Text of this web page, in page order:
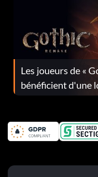
Les joueurs de «
bénéficient d'une
corrections dans